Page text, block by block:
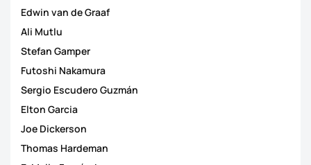
Edwin van de Graaf
Ali Mutlu
Stefan Gamper
Futoshi Nakamura
Sergio Escudero Guzmán
Elton Garcia
Joe Dickerson
Thomas Hardeman